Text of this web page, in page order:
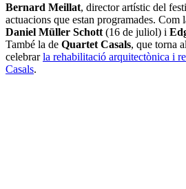
Bernard Meillat, director artístic del
actuacions que estan programades. Com
Daniel Müller Schott (16 de juliol) i
També la de Quartet Casals, que torna
celebrarla rehabilitació arquitectònica i
Casals.